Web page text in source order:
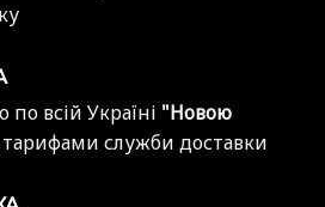
по всій Україні "Новою
тарифами служби доставки